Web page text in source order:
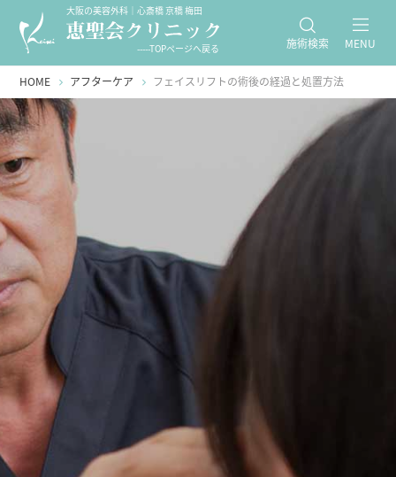
大阪の美容外科｜心斎橋 京橋 梅田
-----TOPページへ戻る 施術検索 MENU
HOME アフターケア フェイスリフトの術後の経過と処置方法